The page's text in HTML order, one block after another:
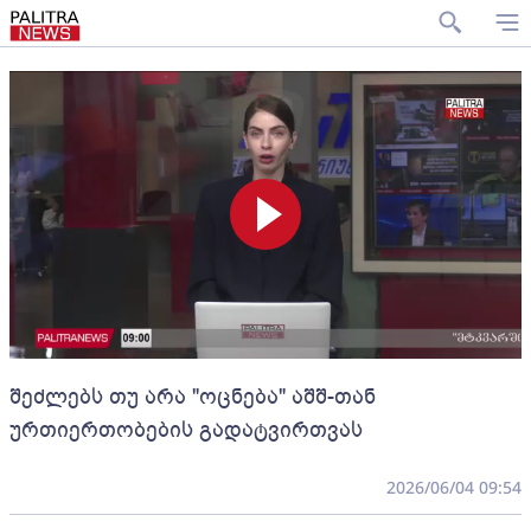
შეძლებს თუ არა "ოცნება" აშშ-თან
ურთიერთობების გადატვირთვას
2026/06/04 09:54